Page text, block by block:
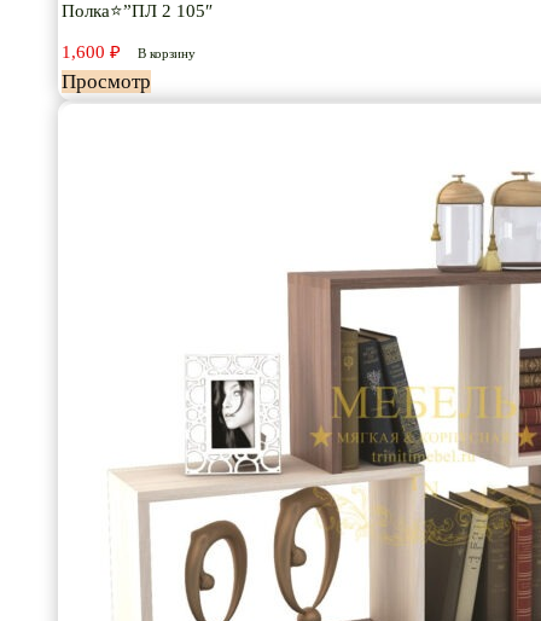
Полка⭐”ПЛ 2 105″
1,600 ₽ В корзину
Просмотр